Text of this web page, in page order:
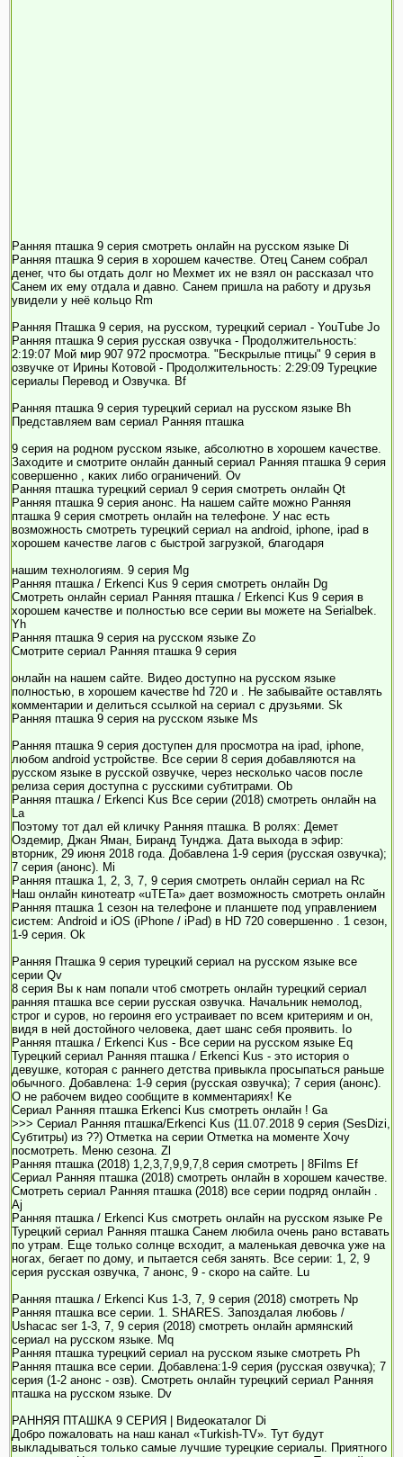
Ранняя пташка 9 серия смотреть онлайн на русском языке Di
Ранняя пташка 9 серия в хорошем качестве. Отец Санем собрал
денег, что бы отдать долг но Мехмет их не взял он рассказал что
Санем их ему отдала и давно. Санем пришла на работу и друзья
увидели у неё кольцо Rm
Ранняя Пташка 9 серия, на русском, турецкий сериал - YouTube Jo
Ранняя пташка 9 серия русская озвучка - Продолжительность:
2:19:07 Мой мир 907 972 просмотра. "Бескрылые птицы" 9 серия в
озвучке от Ирины Котовой - Продолжительность: 2:29:09 Турецкие
сериалы Перевод и Озвучка. Bf
Ранняя пташка 9 серия турецкий сериал на русском языке Bh
Представляем вам сериал Ранняя пташка
9 серия на родном русском языке, абсолютно в хорошем качестве.
Заходите и смотрите онлайн данный сериал Ранняя пташка 9 серия
совершенно , каких либо ограничений. Ov
Ранняя пташка турецкий сериал 9 серия смотреть онлайн Qt
Ранняя пташка 9 серия анонс. На нашем сайте можно Ранняя
пташка 9 серия смотреть онлайн на телефоне. У нас есть
возможность смотреть турецкий сериал на android, iphone, ipad в
хорошем качестве лагов с быстрой загрузкой, благодаря
нашим технологиям. 9 серия Mg
Ранняя пташка / Erkenci Kus 9 серия смотреть онлайн Dg
Смотреть онлайн сериал Ранняя пташка / Erkenci Kus 9 серия в
хорошем качестве и полностью все серии вы можете на Serialbek.
Yh
Ранняя пташка 9 серия на русском языке Zo
Смотрите сериал Ранняя пташка 9 серия
онлайн на нашем сайте. Видео доступно на русском языке
полностью, в хорошем качестве hd 720 и . Не забывайте оставлять
комментарии и делиться ссылкой на сериал с друзьями. Sk
Ранняя пташка 9 серия на русском языке Ms
Ранняя пташка 9 серия доступен для просмотра на ipad, iphone,
любом android устройстве. Все серии 8 серия добавляются на
русском языке в русской озвучке, через несколько часов после
релиза серия доступна с русскими субтитрами. Ob
Ранняя пташка / Erkenci Kus Все серии (2018) смотреть онлайн на
La
Поэтому тот дал ей кличку Ранняя пташка. В ролях: Демет
Оздемир, Джан Яман, Биранд Тунджа. Дата выхода в эфир:
вторник, 29 июня 2018 года. Добавлена 1-9 серия (русская озвучка);
7 серия (анонс). Mi
Ранняя пташка 1, 2, 3, 7, 9 серия смотреть онлайн сериал на Rc
Наш онлайн кинотеатр «uTETa» дает возможность смотреть онлайн
Ранняя пташка 1 сезон на телефоне и планшете под управлением
систем: Android и iOS (iPhone / iPad) в HD 720 совершенно . 1 сезон,
1-9 серия. Ok
Ранняя Пташка 9 серия турецкий сериал на русском языке все
серии Qv
8 серия Вы к нам попали чтоб смотреть онлайн турецкий сериал
ранняя пташка все серии русская озвучка. Начальник немолод,
строг и суров, но героиня его устраивает по всем критериям и он,
видя в ней достойного человека, дает шанс себя проявить. Io
Ранняя пташка / Erkenci Kus - Все серии на русском языке Eq
Турецкий сериал Ранняя пташка / Erkenci Kus - это история о
девушке, которая с раннего детства привыкла просыпаться раньше
обычного. Добавлена: 1-9 серия (русская озвучка); 7 серия (анонс).
О не рабочем видео сообщите в комментариях! Ke
Сериал Ранняя пташка Erkenci Kus смотреть онлайн ! Ga
>>> Сериал Ранняя пташка/Erkenci Kus (11.07.2018 9 серия (SesDizi,
Субтитры) из ??) Отметка на серии Отметка на моменте Хочу
посмотреть. Меню сезона. Zl
Ранняя пташка (2018) 1,2,3,7,9,9,7,8 серия смотреть | 8Films Ef
Сериал Ранняя пташка (2018) смотреть онлайн в хорошем качестве.
Смотреть сериал Ранняя пташка (2018) все серии подряд онлайн .
Aj
Ранняя пташка / Erkenci Kus смотреть онлайн на русском языке Pe
Турецкий сериал Ранняя пташка Санем любила очень рано вставать
по утрам. Еще только солнце всходит, а маленькая девочка уже на
ногах, бегает по дому, и пытается себя занять. Все серии: 1, 2, 9
серия русская озвучка, 7 анонс, 9 - скоро на сайте. Lu
Ранняя пташка / Erkenci Kus 1-3, 7, 9 серия (2018) смотреть Np
Ранняя пташка все серии. 1. SHARES. Запоздалая любовь /
Ushacac ser 1-3, 7, 9 серия (2018) смотреть онлайн армянский
сериал на русском языке. Mq
Ранняя пташка турецкий сериал на русском языке смотреть Ph
Ранняя пташка все серии. Добавлена:1-9 серия (русская озвучка); 7
серия (1-2 анонс - озв). Смотреть онлайн турецкий сериал Ранняя
пташка на русском языке. Dv
РАННЯЯ ПТАШКА 9 СЕРИЯ | Видеокаталог Di
Добро пожаловать на наш канал «Turkish-TV». Тут будут
выкладываться только самые лучшие турецкие сериалы. Приятного